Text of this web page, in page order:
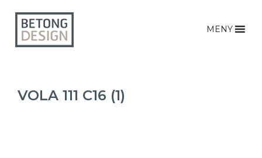
MENY
VOLA 111 C16 (1)